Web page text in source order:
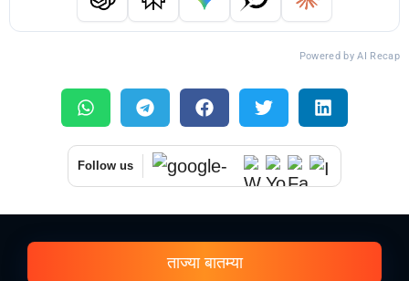
Powered by AI Recap
Follow us
ताज्या बातम्या